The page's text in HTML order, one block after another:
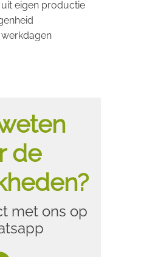
eigen productie
de
met ons op